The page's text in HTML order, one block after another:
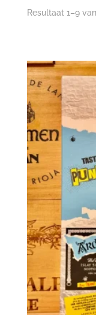
Resultaat 1–9